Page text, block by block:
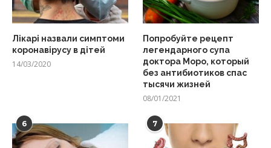
Лікарі назвали симптоми
коронавірусу в дітей
14/03/2020
Попробуйте рецепт
легендарного супа
доктора Моро, который
без антибиотиков спас
тысячи жизней
08/01/2021
6 7